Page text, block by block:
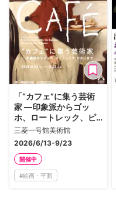
「“カフェ”に集う芸術
家 ―印象派からゴッ
ホ、ロートレック、ピ
カソまで」
三菱一号館美術館
2026/6/13-9/23
開催中
#絵画・平面